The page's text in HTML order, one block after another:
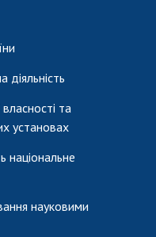
діяльність
та
установах
національне
науковими